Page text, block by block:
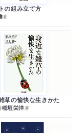
の組み立て方
著
草の愉快な生きかた
稲垣栄洋著